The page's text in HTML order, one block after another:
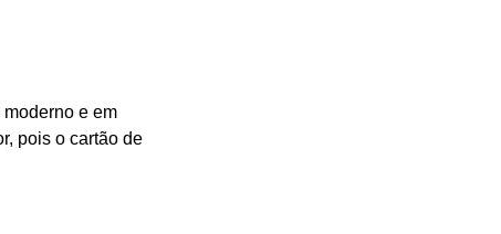
e em
pois o cartão de